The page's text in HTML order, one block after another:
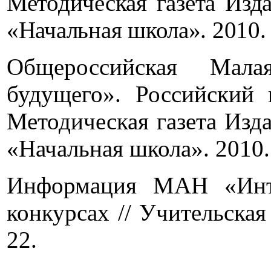
«Начальная школа».
Общероссийская
будущего».
Методическая газета
«Начальная школа».
Информация МАН
конкурсах //
22.